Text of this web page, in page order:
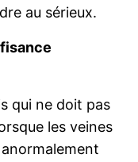
au sérieux.
qui ne doit pas
les veines